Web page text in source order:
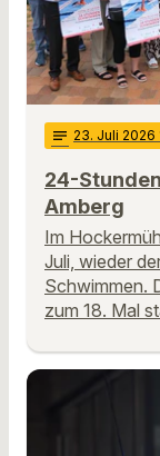
notes 23. Juli 2026
24-
Amberg
Im
Juli, wieder
Schwimmen.
zum 18. Mal